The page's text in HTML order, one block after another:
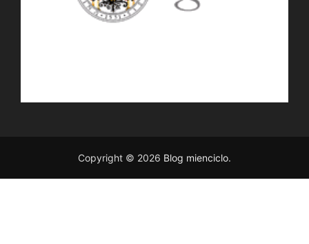
Copyright © 2026 Blog mienciclo.